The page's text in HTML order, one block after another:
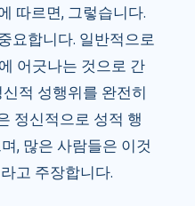
따르면, 그렇습니다.
요합니다. 일반적으로
어긋나는 것으로 간
적 성행위를 완전히
정신적으로 성적 행
, 많은 사람들은 이것
고 주장합니다.